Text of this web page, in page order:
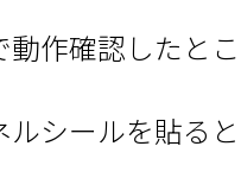
作確認したと
シールを貼る